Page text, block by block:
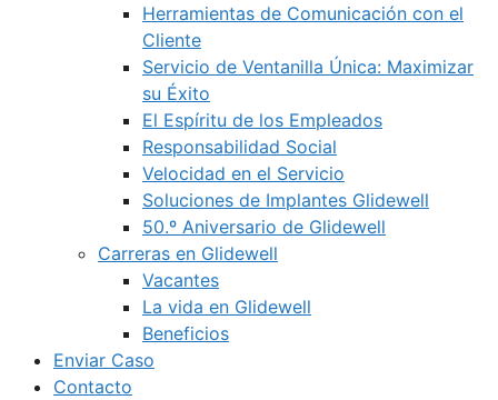
Herramientas de Comunicación con el
Cliente
Servicio de Ventanilla Única: Maximizar
su Éxito
El Espíritu de los Empleados
Responsabilidad Social
Velocidad en el Servicio
Soluciones de Implantes Glidewell
50.º Aniversario de Glidewell
Carreras en Glidewell
Vacantes
La vida en Glidewell
Beneficios
Enviar Caso
Contacto